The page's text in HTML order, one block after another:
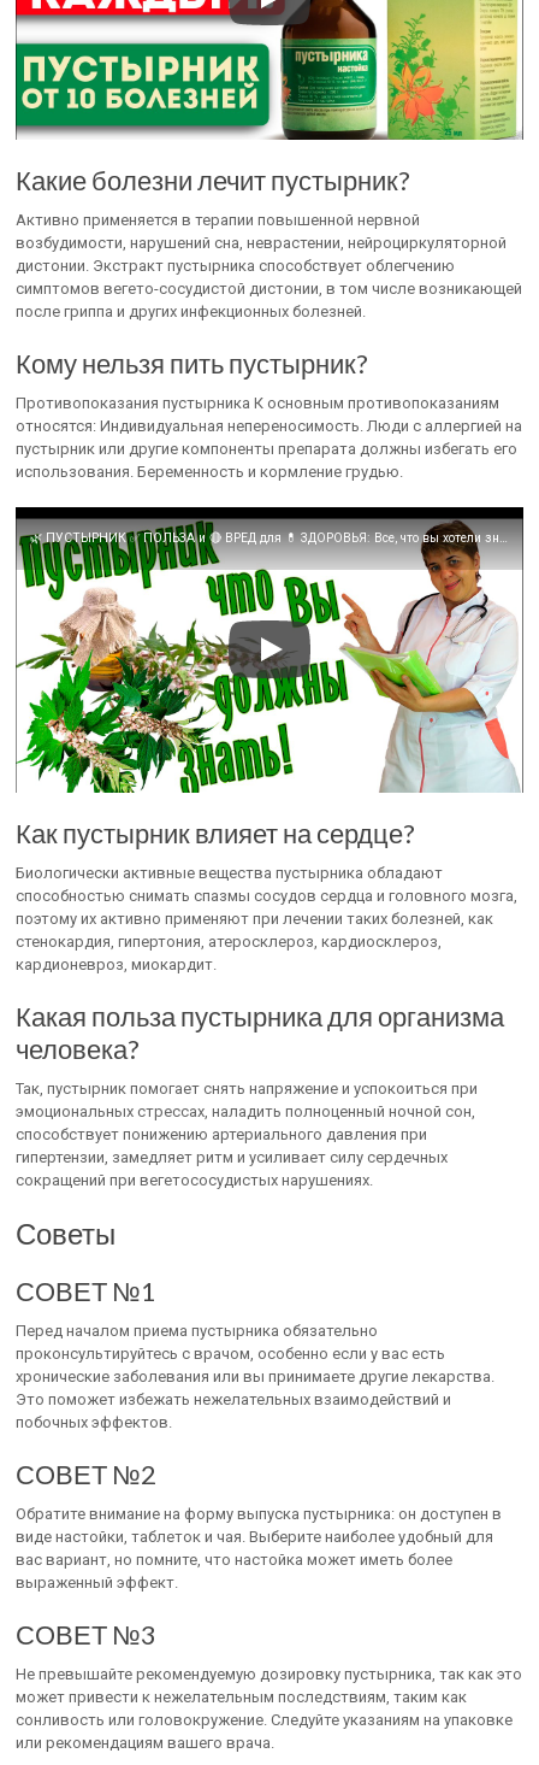
Какие болезни лечит пустырник?
Активно применяется в терапии повышенной нервной
возбудимости, нарушений сна, неврастении, нейроциркуляторной
дистонии. Экстракт пустырника способствует облегчению
симптомов вегето-сосудистой дистонии, в том числе возникающей
после гриппа и других инфекционных болезней.
Кому нельзя пить пустырник?
Противопоказания пустырника К основным противопоказаниям
относятся: Индивидуальная непереносимость. Люди с аллергией на
пустырник или другие компоненты препарата должны избегать его
использования. Беременность и кормление грудью.
🌿 ПУСТЫРНИК ✅ ПОЛЬЗА и 🔴 ВРЕД для 💊 ЗДОРОВЬЯ: Все, что вы хотели знать о его свойствах и применении!
Как пустырник влияет на сердце?
Биологически активные вещества пустырника обладают
способностью снимать спазмы сосудов сердца и головного мозга,
поэтому их активно применяют при лечении таких болезней, как
стенокардия, гипертония, атеросклероз, кардиосклероз,
кардионевроз, миокардит.
Какая польза пустырника для организма
человека?
Так, пустырник помогает снять напряжение и успокоиться при
эмоциональных стрессах, наладить полноценный ночной сон,
способствует понижению артериального давления при
гипертензии, замедляет ритм и усиливает силу сердечных
сокращений при вегетососудистых нарушениях.
Советы
СОВЕТ №1
Перед началом приема пустырника обязательно
проконсультируйтесь с врачом, особенно если у вас есть
хронические заболевания или вы принимаете другие лекарства.
Это поможет избежать нежелательных взаимодействий и
побочных эффектов.
СОВЕТ №2
Обратите внимание на форму выпуска пустырника: он доступен в
виде настойки, таблеток и чая. Выберите наиболее удобный для
вас вариант, но помните, что настойка может иметь более
выраженный эффект.
СОВЕТ №3
Не превышайте рекомендуемую дозировку пустырника, так как это
может привести к нежелательным последствиям, таким как
сонливость или головокружение. Следуйте указаниям на упаковке
или рекомендациям вашего врача.